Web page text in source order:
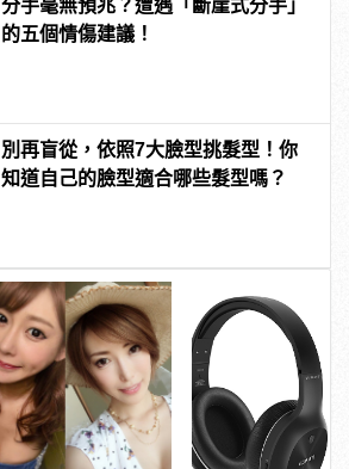
分手毫無預兆？遭遇「斷崖式分手」
的五個情傷建議！
別再盲從，依照7大臉型挑髮型！你
知道自己的臉型適合哪些髮型嗎？